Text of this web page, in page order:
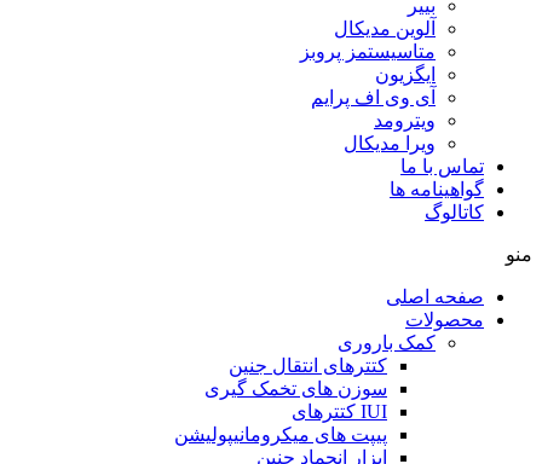
بییر
آلوین مدیکال
متاسیستمز پروبز
ایگزیون
آی وی اف پرایم
ویترومد
ویرا مدیکال
تماس با ما
گواهینامه ها
کاتالوگ
منو
صفحه اصلی
محصولات
کمک باروری
کتترهای انتقال جنین
سوزن های تخمک گیری
IUI کتترهای
پیپت های میکرومانیپولیشن
ابزار انجماد جنین